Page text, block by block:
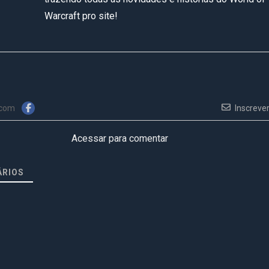
Warcraft pro site!
Acessar para comentar